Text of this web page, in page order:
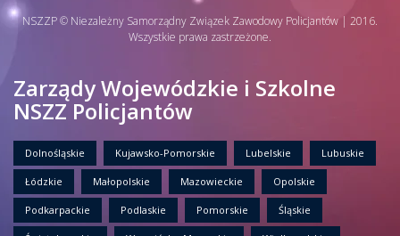
NSZZP © Niezależny Samorządny Związek Zawodowy Policjantów | 2016.
Wszystkie prawa zastrzeżone.
Zarządy Wojewódzkie i Szkolne
NSZZ Policjantów
Dolnośląskie Kujawsko-Pomorskie Lubelskie Lubuskie
Łódzkie Małopolskie Mazowieckie Opolskie
Podkarpackie Podlaskie Pomorskie Śląskie